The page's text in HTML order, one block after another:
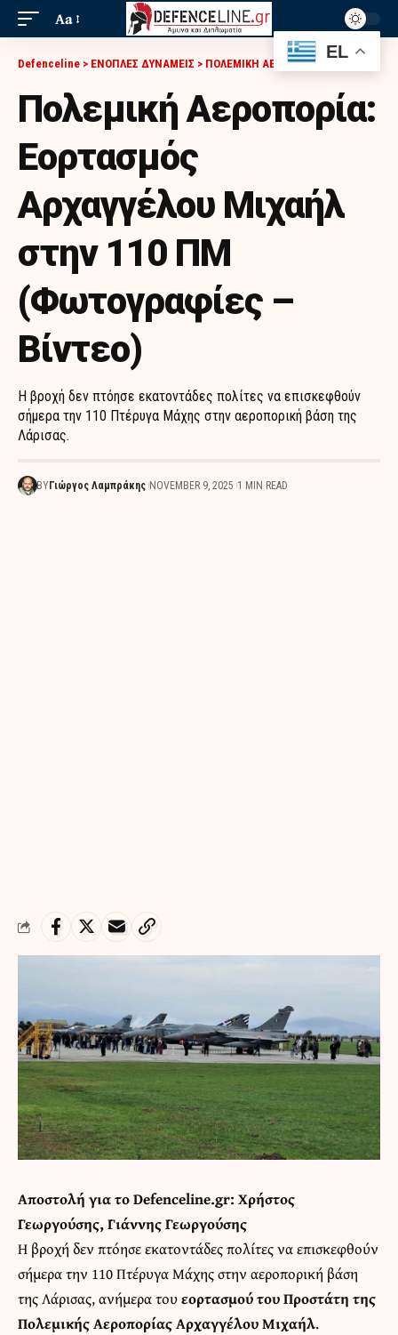
Aa
Defenceline > ΕΝΟΠΛΕΣ ΔΥΝΑΜΕΙΣ > ΠΟΛΕΜΙΚΗ ΑΕΡΟΠΟΡΙΑ
Πολεμική Αεροπορία:
Εορτασμός
Αρχαγγέλου Μιχαήλ
στην 110 ΠΜ
(Φωτογραφίες –
Βίντεο)
Η βροχή δεν πτόησε εκατοντάδες πολίτες να επισκεφθούν
σήμερα την 110 Πτέρυγα Μάχης στην αεροπορική βάση της
Λάρισας.
BY Γιώργος Λαμπράκης NOVEMBER 9, 2025 1 MIN READ
Αποστολή για το Defenceline.gr: Χρήστος
Γεωργούσης, Γιάννης Γεωργούσης
Η βροχή δεν πτόησε εκατοντάδες πολίτες να επισκεφθούν
σήμερα την 110 Πτέρυγα Μάχης στην αεροπορική βάση
της Λάρισας, ανήμερα τουεορτασμού του Προστάτη της
Πολεμικής Αεροπορίας Αρχαγγέλου Μιχαήλ.
EL